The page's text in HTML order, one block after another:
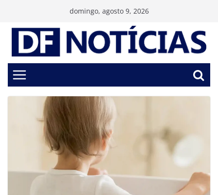
conteúdo
domingo, agosto 9, 2026